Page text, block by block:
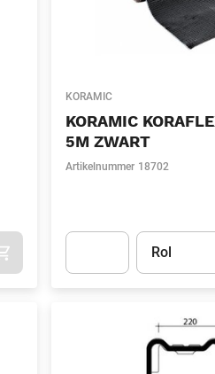
KORAMIC
KORAMIC
5M ZWART
Artikelnummer 18702
Eenheid
Rol